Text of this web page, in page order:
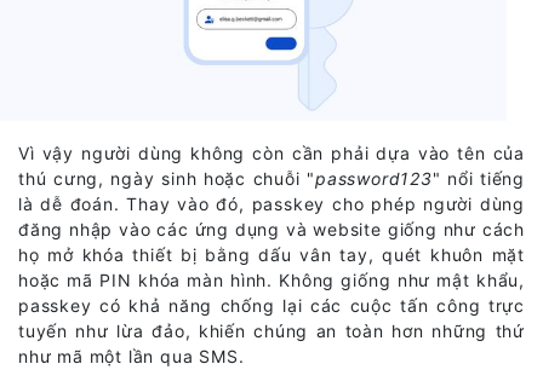
Vì vậy người dùng không còn cần phải dựa vào tên của
thú cưng, ngày sinh hoặc chuỗi "password123" nổi tiếng
là dễ đoán. Thay vào đó, passkey cho phép người dùng
đăng nhập vào các ứng dụng và website giống như cách
họ mở khóa thiết bị bằng dấu vân tay, quét khuôn mặt
hoặc mã PIN khóa màn hình. Không giống như mật khẩu,
passkey có khả năng chống lại các cuộc tấn công trực
tuyến như lừa đảo, khiến chúng an toàn hơn những thứ
như mã một lần qua SMS.